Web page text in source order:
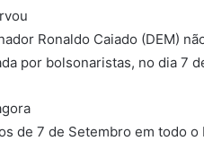
Ronaldo Caiado (DEM)
por bolsonaristas, no dia 7
de 7 de Setembro em todo